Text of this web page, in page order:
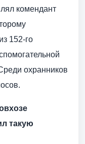
комендант
152-го
охранников
такую